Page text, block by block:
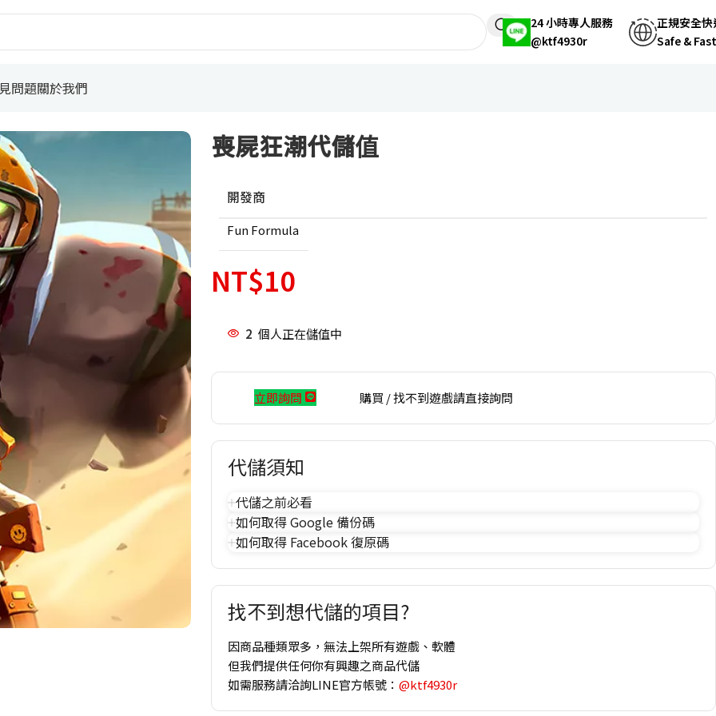
24 小時專人服務
@ktf4930r
正規安全快
Safe & Fast
問題關於我們
喪屍狂潮代儲值
開發商
Fun Formula
NT$10
2 個人正在儲值中
立即詢問 購買 / 找不到遊戲請直接詢問
代儲須知
代儲之前必看
如何取得 Google 備份碼
如何取得 Facebook 復原碼
找不到想代儲的項目?
因商品種類眾多，無法上架所有遊戲、軟體
但我們提供任何你有興趣之商品代儲
如需服務請洽詢LINE官方帳號： @ktf4930r